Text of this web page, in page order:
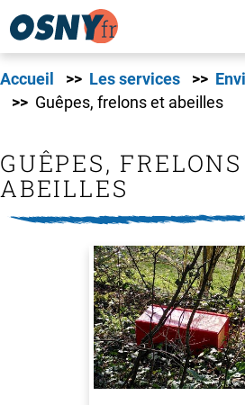
Accueil Les services
Guêpes, frelons et abeilles
GUÊPES,
ABEILLES